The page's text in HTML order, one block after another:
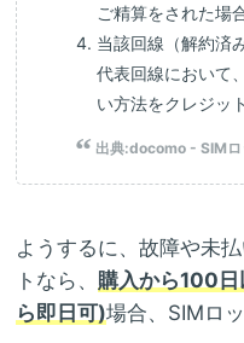
ご精算をされた場
当該回線（解約済
代表回線において
い方法をクレジッ
出典:docomo - SIMロ
ようするに、故障や未
トなら、 購入から100
ら即日可)場合、SIMロ